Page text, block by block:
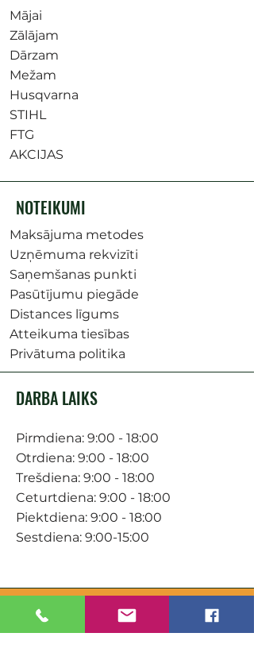
Mājai
Zālājam
Dārzam
Mežam
Husqvarna
STIHL
FTG
AKCIJAS
NOTEIKUMI
Maksājuma metodes
Uzņēmuma rekvizīti
Saņemšanas punkti
Pasūtījumu piegāde
Distances līgums
Atteikuma tiesības
Privātuma politika
DARBA LAIKS
Pirmdiena: 9:00 - 18:00
Otrdiena: 9:00 - 18:00
Trešdiena: 9:00 - 18:00
Ceturtdiena: 9:00 - 18:00
Piektdiena: 9:00 - 18:00
Sestdiena: 9:00-15:00
KONTAKTI